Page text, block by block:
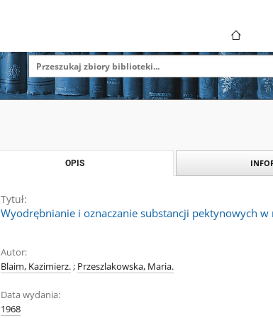
OPIS
Tytuł:
Wyodrębnianie i oznaczanie substancji pektynowych
Autor:
Blaim, Kazimierz.; Przeszlakowska, Maria.
Data wydania:
1968